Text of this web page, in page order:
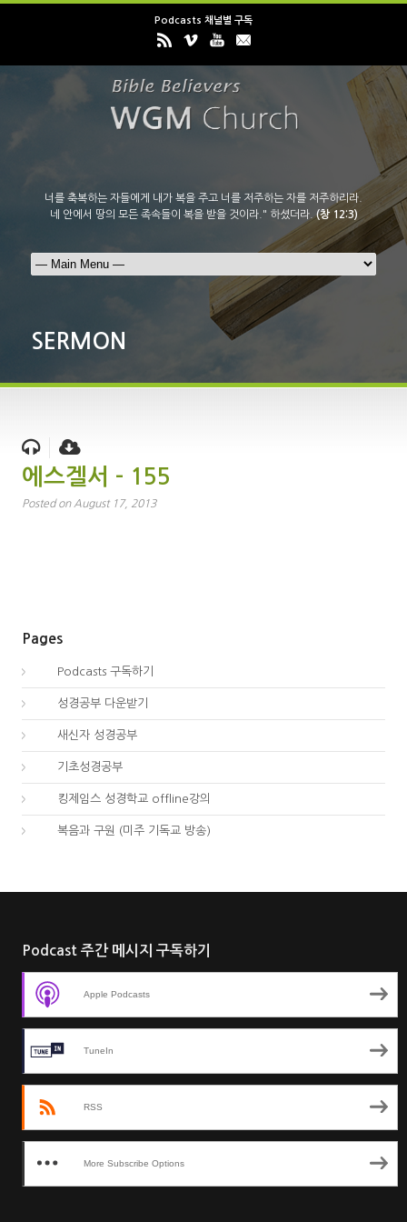
Podcasts 채널별 구독
너를 축복하는 자들에게 내가 복을 주고 너를 저주하는 자를 저주하리라.
네 안에서 땅의 모든 족속들이 복을 받을 것이라." 하셨더라.(창 12:3)
SERMON
에스겔서 – 155
Posted on August 17, 2013
Pages
Podcasts 구독하기
성경공부 다운받기
새신자 성경공부
기초성경공부
킹제임스 성경학교 offline강의
복음과 구원 (미주 기독교 방송)
Podcast 주간 메시지 구독하기
Apple Podcasts
TuneIn
RSS
More Subscribe Options